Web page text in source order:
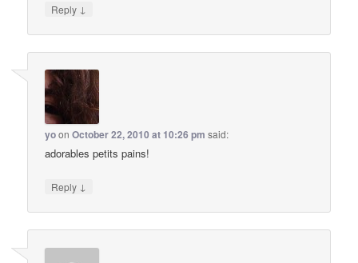
Reply ↓
yoonOctober 22, 2010 at 10:26 pm said:
adorables petits pains!
Reply ↓